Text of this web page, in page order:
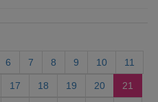
6 7 8 9 10 11
17 18 19 20 21